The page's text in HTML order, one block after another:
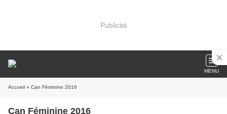
Publicité
MENU
Accueil » Can Féminine 2016
Can Féminine 2016